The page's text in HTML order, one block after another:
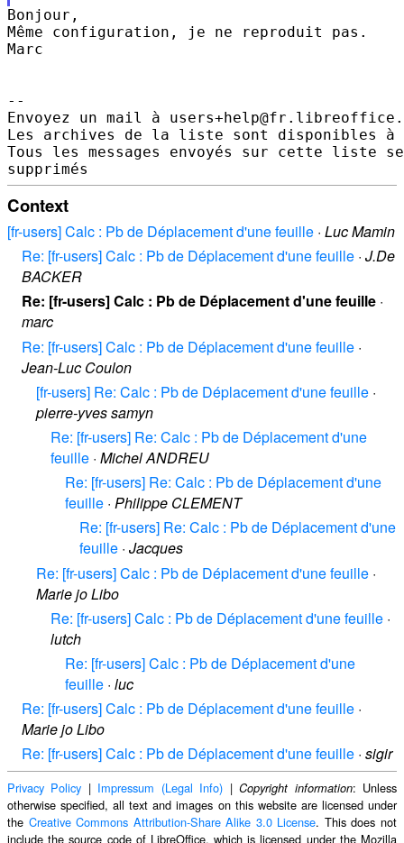
Bonjour,
Même configuration, je ne reproduit pas.
Marc
--
Envoyez un mail à
Les archives de la liste sont disponibles à
Tous les messages envoyés sur cette liste
Context
[fr-users] Calc : Pb de Déplacement d'une feuille · Luc Mamin
Re: [fr-users] Calc : Pb de Déplacement d'une feuille · J.De
BACKER
Re: [fr-users] Calc : Pb de Déplacement d'une feuille ·
marc
Re: [fr-users] Calc : Pb de Déplacement d'une feuille ·
Jean-Luc Coulon
[fr-users] Re: Calc : Pb de Déplacement d'une feuille ·
pierre-yves samyn
Re: [fr-users] Re: Calc : Pb de Déplacement d'une
feuille · Michel ANDREU
Re: [fr-users] Re: Calc : Pb de Déplacement d'une
feuille · Philippe CLEMENT
Re: [fr-users] Re: Calc : Pb de Déplacement d'une
feuille · Jacques
Re: [fr-users] Calc : Pb de Déplacement d'une feuille ·
Marie jo Libo
Re: [fr-users] Calc : Pb de Déplacement d'une feuille ·
lutch
Re: [fr-users] Calc : Pb de Déplacement d'une
feuille · luc
Re: [fr-users] Calc : Pb de Déplacement d'une feuille ·
Marie jo Libo
Re: [fr-users] Calc : Pb de Déplacement d'une feuille · sigir
Privacy Policy | Impressum (Legal Info) |Copyright information: Unless
otherwise specified, all text and images on this website are licensed under
the Creative Commons Attribution-Share Alike 3.0 License. This does not
include the source code of LibreOffice, which is licensed under the Mozilla